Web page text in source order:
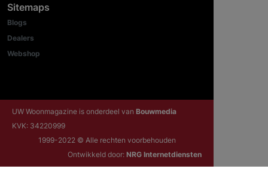
Sitemaps
Blogs
Dealers
Webshop
UW Woonmagazine is onderdeel van Bouwmedia
KVK: 34220999
1999-2022 © Alle rechten voorbehouden
Ontwikkeld door: NRG Internetdiensten